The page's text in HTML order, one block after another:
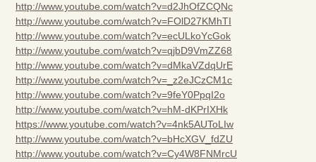
http://www.youtube.com/watch?v=d2JhOfZCQNc
http://www.youtube.com/watch?v=FOlD27KMhTI
http://www.youtube.com/watch?v=ecULkoYcGok
http://www.youtube.com/watch?v=qjbD9VmZZ68
http://www.youtube.com/watch?v=dMkaVZdqUrE
http://www.youtube.com/watch?v=_z2eJCzCM1c
http://www.youtube.com/watch?v=9feY0PpqI2o
http://www.youtube.com/watch?v=hM-dKPrIXHk
https://www.youtube.com/watch?v=4nk5AUToLIw
http://www.youtube.com/watch?v=bHcXGV_fdZU
http://www.youtube.com/watch?v=Cy4W8FNMrcU